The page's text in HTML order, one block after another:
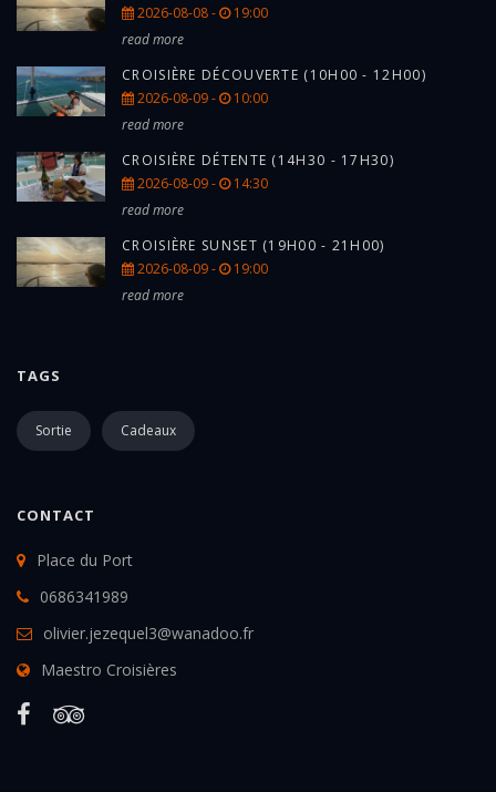
2026-08-08 -
19:00
read more
CROISIÈRE DÉCOUVERTE (10H00 - 12H00)
2026-08-09 -
10:00
read more
CROISIÈRE DÉTENTE (14H30 - 17H30)
2026-08-09 -
14:30
read more
CROISIÈRE SUNSET (19H00 - 21H00)
2026-08-09 -
19:00
read more
TAGS
Sortie Cadeaux
CONTACT
Place du Port
0686341989
olivier.jezequel3@wanadoo.fr
Maestro Croisières